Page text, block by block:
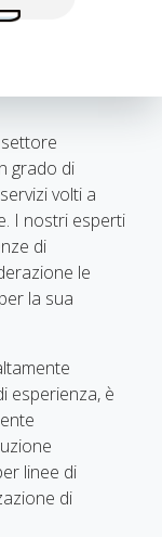
grado di
volti a
I nostri esperti
di
le
la sua
esperienza, è
linee di
di